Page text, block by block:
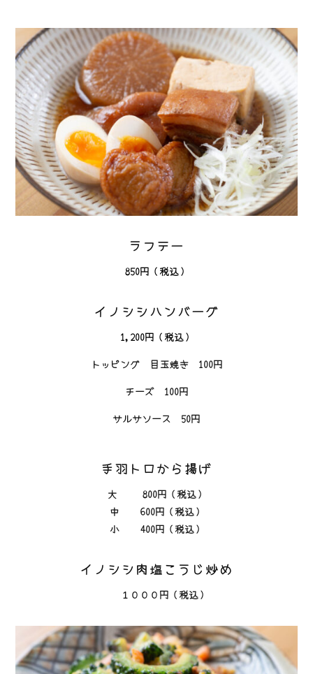
ラフテー
850円（税込）
イノシシハンバーグ
1,200円（税込）
トッピング 目玉焼き 100円
チーズ 100円
サルサソース 50円
手羽トロから揚げ
大 800円（税込）
中 600円（税込）
小 400円（税込）
イノシシ肉塩こうじ炒め
１０００ 円（税込）